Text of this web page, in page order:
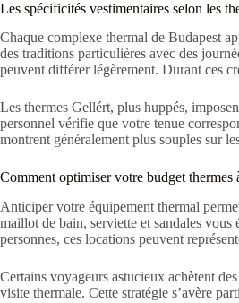
Les spécificités vestimentaires selon les
Chaque complexe thermal de Budapest
des traditions particulières avec des
peuvent différer légèrement. Durant ces
Les thermes Gellért, plus huppés,
personnel vérifie que votre tenue
montrent généralement plus souples sur
Comment optimiser votre budget thermes
Anticiper votre équipement thermal
maillot de bain, serviette et sandales
personnes, ces locations peuvent
Certains voyageurs astucieux achètent
visite thermale. Cette stratégie s’avère